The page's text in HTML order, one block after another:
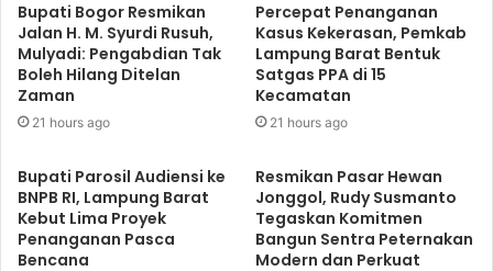
Bupati Bogor Resmikan
Jalan H. M. Syurdi Rusuh,
Mulyadi: Pengabdian Tak
Boleh Hilang Ditelan
Zaman
21 hours ago
Percepat Penanganan
Kasus Kekerasan, Pemkab
Lampung Barat Bentuk
Satgas PPA di 15
Kecamatan
21 hours ago
Bupati Parosil Audiensi ke
BNPB RI, Lampung Barat
Kebut Lima Proyek
Penanganan Pasca
Bencana
Resmikan Pasar Hewan
Jonggol, Rudy Susmanto
Tegaskan Komitmen
Bangun Sentra Peternakan
Modern dan Perkuat